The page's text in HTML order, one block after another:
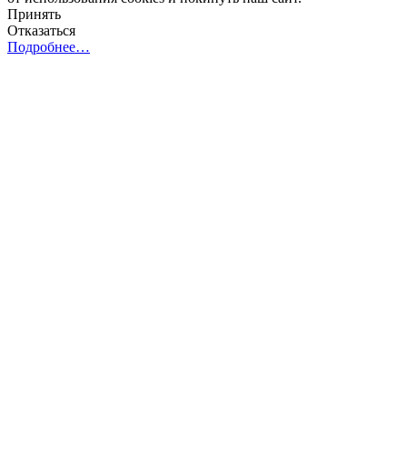
Принять
Отказаться
Подробнее…